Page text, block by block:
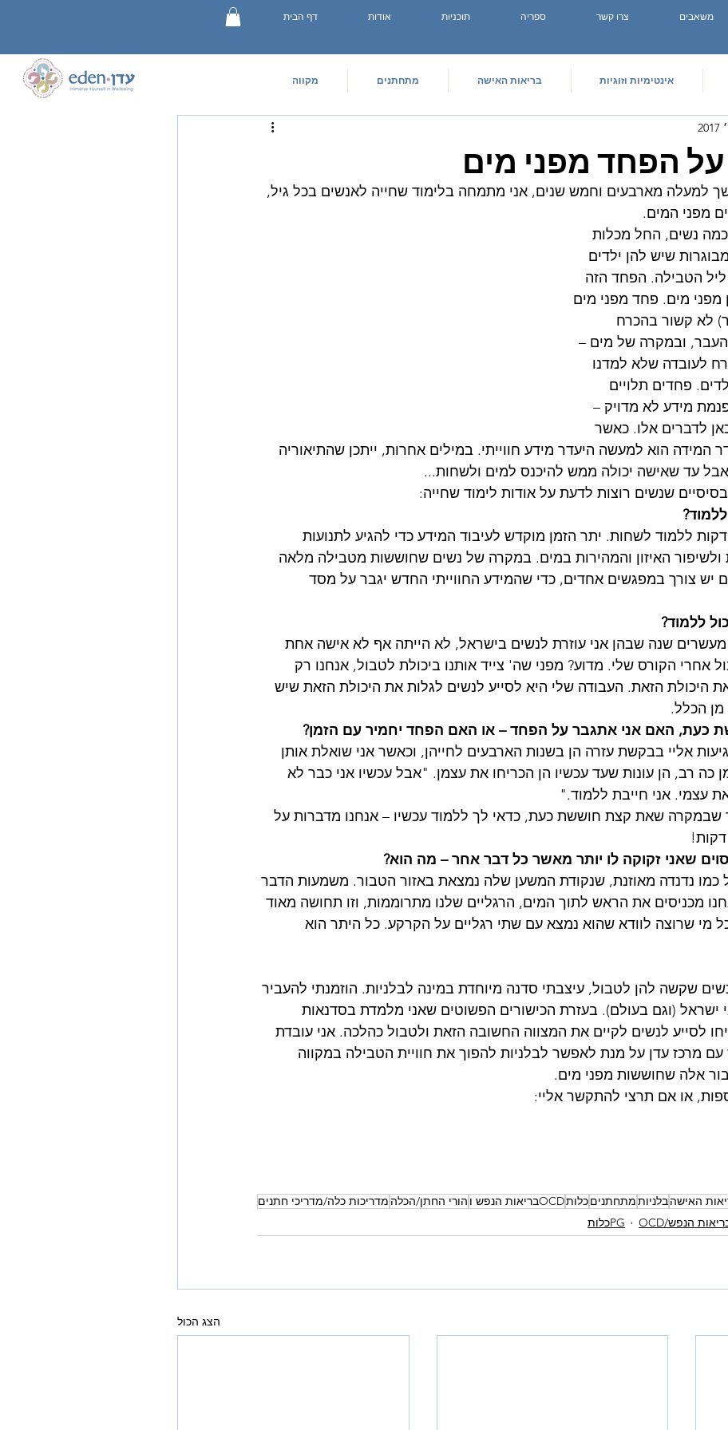
דף הבית אודות תוכניות ספריה צרו קשר משאבים
מקווה מתחתנים בריאות האישה אינטימיות וזוגיות
הפחד מפני מים
למעלה מארבעים וחמש שנים, אני מתמחה בלימוד שחייה לאנשים בכל גיל,
מפני המים.
כמה נשים, החל מכלות
שיש להן ילדים
הטבילה. הפחד הזה
מים. פחד מפני מים
לא קשור בהכרח
העבר, ובמקרה של מים –
לעובדה שלא למדנו
פחדים תלויים
מידע לא מדויק –
לדברים אלו. כאשר
המידה הוא למעשה היעדר מידע חווייתי. במילים אחרות, ייתכן שהתיאוריה
עד שאישה יכולה ממש להיכנס למים ולשחות...
שנשים רוצות לדעת על אודות לימוד שחייה:
לוקח בערך 12 דקות ללמוד לשחות. יתר הזמן מוקדש לעיבוד המידע כדי להגיע לתנועות
האיזון והמהירות במים. במקרה של נשים שחוששות מטבילה מלאה
יש צורך במפגשים אחדים, כדי שהמידע החווייתי החדש יגבר על מסד
ללמוד?
מעשרים שנה שבהן אני עוזרת לנשים בישראל, לא הייתה אף לא אישה אחת
אחרי הקורס שלי. מדוע? מפני שה' צייד אותנו ביכולת לטבול, אנחנו רק
היכולת הזאת. העבודה שלי היא לסייע לנשים לגלות את היכולת הזאת שיש
מן הכלל.
כעת, האם אני אתגבר על הפחד – או האם הפחד יחמיר עם הזמן?
אליי בבקשת עזרה הן בשנות הארבעים לחייהן, וכאשר אני שואלת אותן
כה רב, הן עונות שעד עכשיו הן הכריחו את עצמן. "אבל עכשיו אני כבר לא
עצמי. אני חייבת ללמוד."
שבמקרה שאת קצת חוששת כעת, כדאי לך ללמוד עכשיו – אנחנו מדברות על
שאני זקוקה לו יותר מאשר כל דבר אחר – מה הוא?
כמו נדנדה מאוזנת, שנקודת המשען שלה נמצאת באזור הטבור. משמעות הדבר
מכניסים את הראש לתוך המים, הרגליים שלנו מתרוממות, וזו תחושה מאוד
מי שרוצה לוודא שהוא נמצא עם שתי רגליים על הקרקע. כל היתר הוא
שקשה להן לטבול, עיצבתי סדנה מיוחדת במינה לבלניות. הוזמנתי להעביר
(וגם בעולם). בעזרת הכישורים הפשוטים שאני מלמדת בסדנאות
לסייע לנשים לקיים את המצווה החשובה הזאת ולטבול כהלכה. אני עובדת
מרכז עדן על מנת לאפשר לבלניות להפוך את חוויית הטבילה במקווה
אלה שחוששות מפני מים.
או אם תרצי להתקשר אליי:
האישהבלניותמתחתניםכלותOCDבריאות הנפש ו הורי החתן/הכלה מדריכות כלה/מדריכי חתנים
PGכלות
הצג הכול